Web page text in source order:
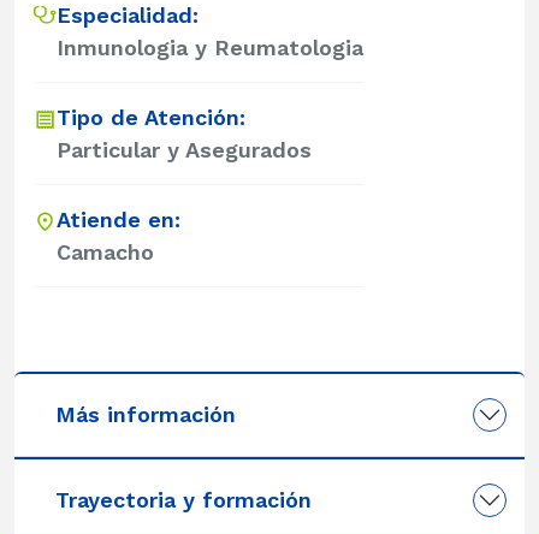
Especialidad:
Inmunologia y Reumatologia
Tipo de Atención:
Particular y Asegurados
Atiende en:
Camacho
Más información
Trayectoria y formación